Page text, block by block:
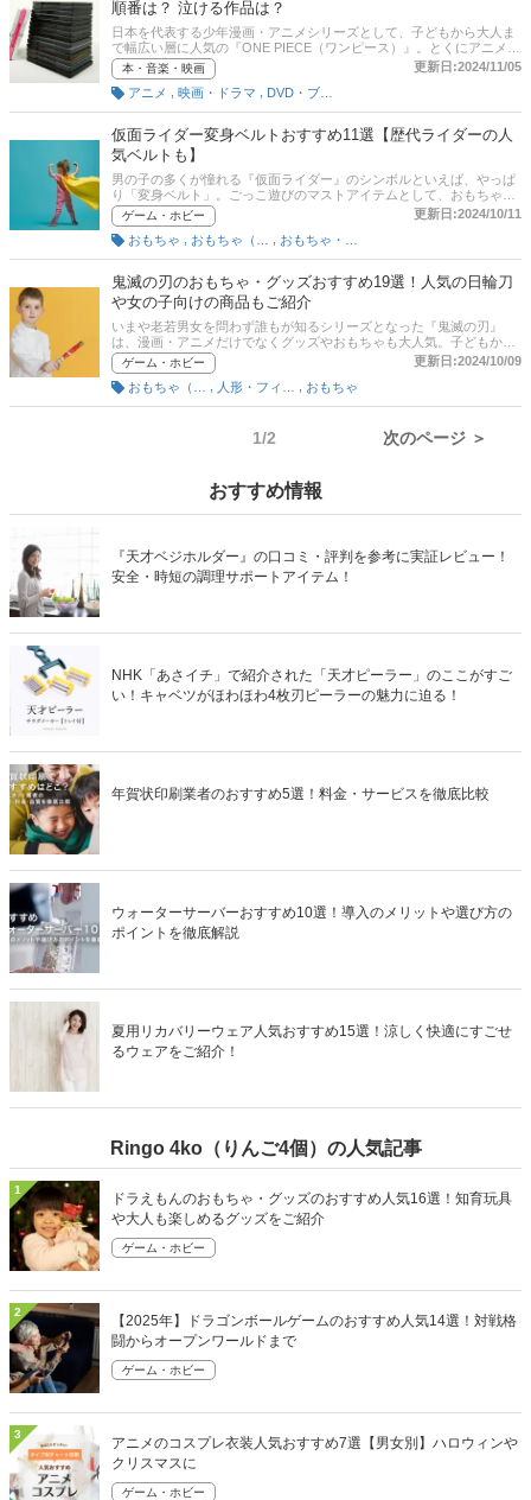
ールを張り付けるさいに役立つ道具も紹介しているので是非参考にし
てみてください。後半には、比較一覧表や通販サイトの最新人気ラン
キングもあるので、売れ筋や口コミとあわせてチェックしてみてくだ
さい。
順番は？ 泣ける作品は？
日本を代表する少年漫画・アニメシリーズとして、子どもから大人ま
で幅広い層に人気の『ONE PIECE（ワンピース）』。とくにアニメシ
リーズはTVでの放送開始からすでに20年以上の歴史があり、話数は
1,000話を突破。映画も計15作以上が公開され、最新作の『ONE
PIECE FILM RED』も大きな話題を呼んでいます。とはいえ、これだ
け話数や作品数が多いとなると、なかには「興味があってもどれから
観ればいいかわからない」「初心者が観ても楽しめるか不安……」と
感じている方も多いのではないでしょうか。この記事ではワンピース
の歴代映画とアニメシリーズからおすすめの作品を紹介しています。
新作や過去の人気作をピックアップしているのでぜひ参考に！後半に
は、比較一覧表や通販サイトの最新人気ランキングもあるので、売れ
筋や口コミとあわせてチェックしてみてください。
本・音楽・映画
更新日:2024/11/05
アニメ
映画・ドラマ
仮面ライダー変身ベルトおすすめ11選【歴代ライダーの人
気ベルトも】
男の子の多くが憧れる『仮面ライダー』のシンボルといえば、やっぱ
り「変身ベルト」。ごっこ遊びのマストアイテムとして、おもちゃで
も大人気のジャンルです。とはいえ、最近は現在放送中の作品だけで
もたくさんの変身ベルトのおもちゃが売っており「どれを選べばいい
のか分からない」という方も多いことでしょう。そこでこの記事では
仮面ライダーの変身ベルトに関して、おすすめの商品をご紹介してい
ます。選び方のポイントも解説していますので、プレゼント用として
も是非参考にしてみてください。
ゲーム・ホビー
更新日:2024/10/11
おもちゃ
鬼滅の刃のおもちゃ・グッズおすすめ19選！人気の日輪刀
や女の子向けの商品もご紹介
いまや老若男女を問わず誰もが知るシリーズとなった『鬼滅の刃』
は、漫画・アニメだけでなくグッズやおもちゃも大人気。子どもから
大人まで、幅広い層に向けた商品が発売されています。そこで本記事
では、人気の日輪刀や女の子向けの商品、3歳から遊べるおもちゃな
ど『鬼滅の刃』のグッズ・おもちゃのなかから、おすすめの商品20点
をピックアップして紹介していきます。自分でグッズを集めたいとい
お悩みの方も、きっとぴったりな商品に出会えるはずです！記事後半
には、通販サイトの最新人気ランキングもありますので、売れ筋や口
ゲーム・ホビー
更新日:2024/10/09
おもちゃ
1/2 次のページ ＞
おすすめ情報
『天才ベジホルダー』の口コミ・評判を参考に実証レビュー！
安全・時短の調理サポートアイテム！
NHK「あさイチ」で紹介された「天才ピーラー」のここがすご
い！キャベツがほわほわ4枚刃ピーラーの魅力に迫る！
年賀状印刷業者のおすすめ5選！料金・サービスを徹底比較
ウォーターサーバーおすすめ10選！導入のメリットや選び方の
ポイントを徹底解説
夏用リカバリーウェア人気おすすめ15選！涼しく快適にすごせ
るウェアをご紹介！
Ringo 4ko（りんご4個）の人気記事
1
ドラえもんのおもちゃ・グッズのおすすめ人気16選！知育玩具
や大人も楽しめるグッズをご紹介
ゲーム・ホビー
2
【2025年】ドラゴンボールゲームのおすすめ人気14選！対戦格
闘からオープンワールドまで
ゲーム・ホビー
3
アニメのコスプレ衣装人気おすすめ7選【男女別】ハロウィンや
クリスマスに
ゲーム・ホビー